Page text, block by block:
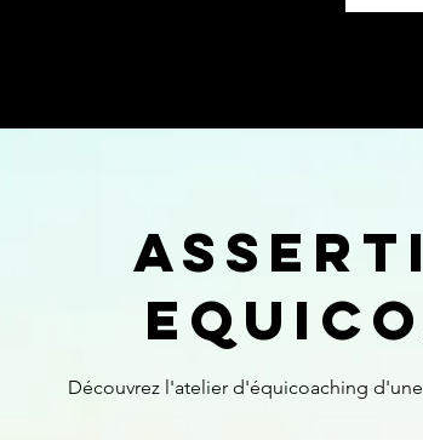
Découvrez l'atelier d'équicoaching